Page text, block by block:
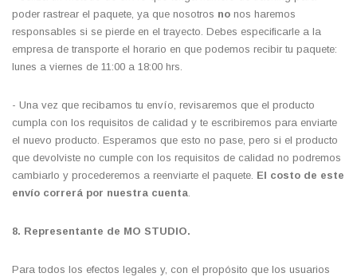
poder rastrear el paquete, ya que nosotros no nos haremos
responsables si se pierde en el trayecto. Debes especificarle a la
empresa de transporte el horario en que podemos recibir tu paquete:
lunes a viernes de 11:00 a 18:00 hrs.
- Una vez que recibamos tu envío, revisaremos que el producto
cumpla con los requisitos de calidad y te escribiremos para enviarte
el nuevo producto. Esperamos que esto no pase, pero si el producto
que devolviste no cumple con los requisitos de calidad no podremos
cambiarlo y procederemos a reenviarte el paquete. El costo de este
envío correrá por nuestra cuenta.
8. Representante de MO STUDIO.
Para todos los efectos legales y, con el propósito que los usuarios